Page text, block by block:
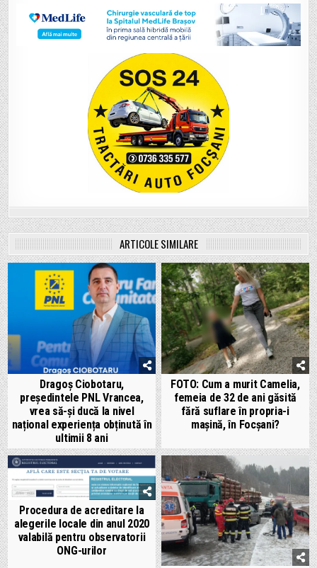
ARTICOLE SIMILARE
Dragoș Ciobotaru,
președintele PNL Vrancea,
vrea să-și ducă la nivel
național experiența obținută în
ultimii 8 ani
FOTO: Cum a murit Camelia,
femeia de 32 de ani găsită
fără suflare în propria-i
mașină, în Focșani?
Procedura de acreditare la
alegerile locale din anul 2020
valabilă pentru observatorii
ONG-urilor